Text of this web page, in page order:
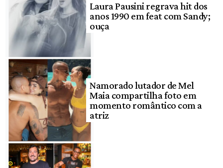
Laura Pausini regrava hit dos
anos 1990 em feat com Sandy;
ouça
Namorado lutador de Mel
Maia compartilha foto em
momento romântico com a
atriz